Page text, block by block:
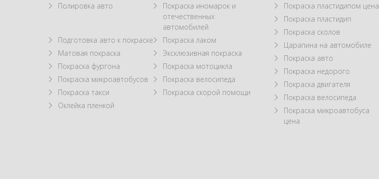
Полировка авто
Покраска иномарок и
отечественных
автомобилей
Подготовка авто к покраске
Покраска лаком
Матовая покраска
Эксклюзивная покраска
Покраска фургона
Покраска мотоцикла
Покраска микроавтобусов
Покраска велосипеда
Покраска такси
Покраска скорой помощи
Оклейка пленкой
Покраска пластидипом цена
Покраска пластидип
Покраска сколов
Царапина на автомобиле
Покраска авто
Покраска недорого
Покраска двигателя
Покраска велосипеда
Покраска микроавтобуса
цена